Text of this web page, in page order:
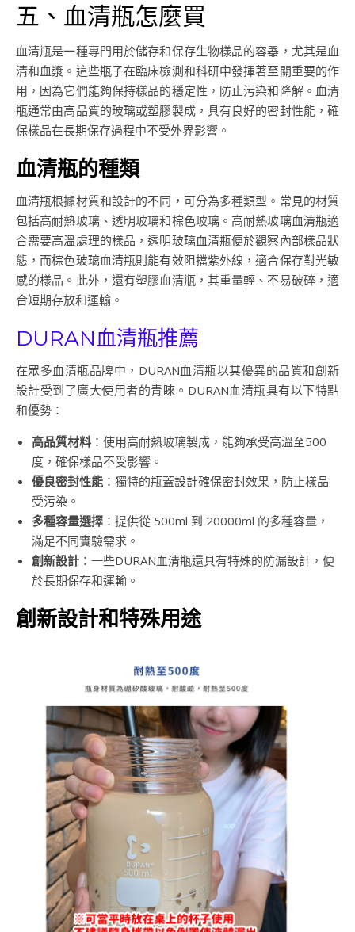
五、血清瓶怎麼買
血清瓶是一種專門用於儲存和保存生物樣品的容器，尤其是血
清和血漿。這些瓶子在臨床檢測和科研中發揮著至關重要的作
用，因為它們能夠保持樣品的穩定性，防止污染和降解。血清
瓶通常由高品質的玻璃或塑膠製成，具有良好的密封性能，確
保樣品在長期保存過程中不受外界影響。
血清瓶的種類
血清瓶根據材質和設計的不同，可分為多種類型。常見的材質
包括高耐熱玻璃、透明玻璃和棕色玻璃。高耐熱玻璃血清瓶適
合需要高溫處理的樣品，透明玻璃血清瓶便於觀察內部樣品狀
態，而棕色玻璃血清瓶則能有效阻擋紫外線，適合保存對光敏
感的樣品。此外，還有塑膠血清瓶，其重量輕、不易破碎，適
合短期存放和運輸。
DURAN血清瓶推薦
在眾多血清瓶品牌中，DURAN血清瓶以其優異的品質和創新
設計受到了廣大使用者的青睞。DURAN血清瓶具有以下特點
和優勢：
高品質材料 ：使用高耐熱玻璃製成，能夠承受高溫至500
度，確保樣品不受影響。
優良密封性能 ：獨特的瓶蓋設計確保密封效果，防止樣品
受污染。
多種容量選擇 ：提供從 500ml 到 20000ml 的多種容量，
滿足不同實驗需求。
創新設計 ：一些DURAN血清瓶還具有特殊的防漏設計，便
於長期保存和運輸。
創新設計和特殊用途